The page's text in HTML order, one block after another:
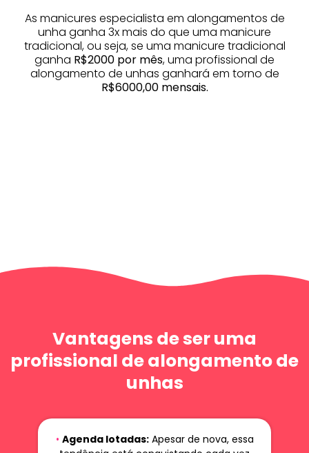
As manicures especialista em alongamentos de
unha ganha 3x mais do que uma manicure
tradicional, ou seja, se uma manicure tradicional
ganha R$2000 por mês, uma profissional de
alongamento de unhas ganhará em torno de
R$6000,00 mensais.
Vantagens de ser uma
profissional de alongamento de
unhas
• Agenda lotadas:Apesar de nova, essa